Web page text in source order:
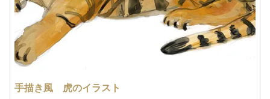
手描き風 虎のイラスト